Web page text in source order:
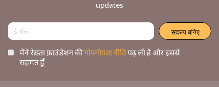
updates
मैंने रेख़्ता फ़ाउंडेशन कीगोपनीयता नीतिपढ़ ली है और इससे
सहमत हूँ